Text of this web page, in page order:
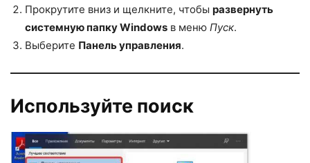
Прокрутите вниз и щелкните, чтобы развернуть
системную папку Windows в меню Пуск.
Выберите Панель управления.
Используйте поиск